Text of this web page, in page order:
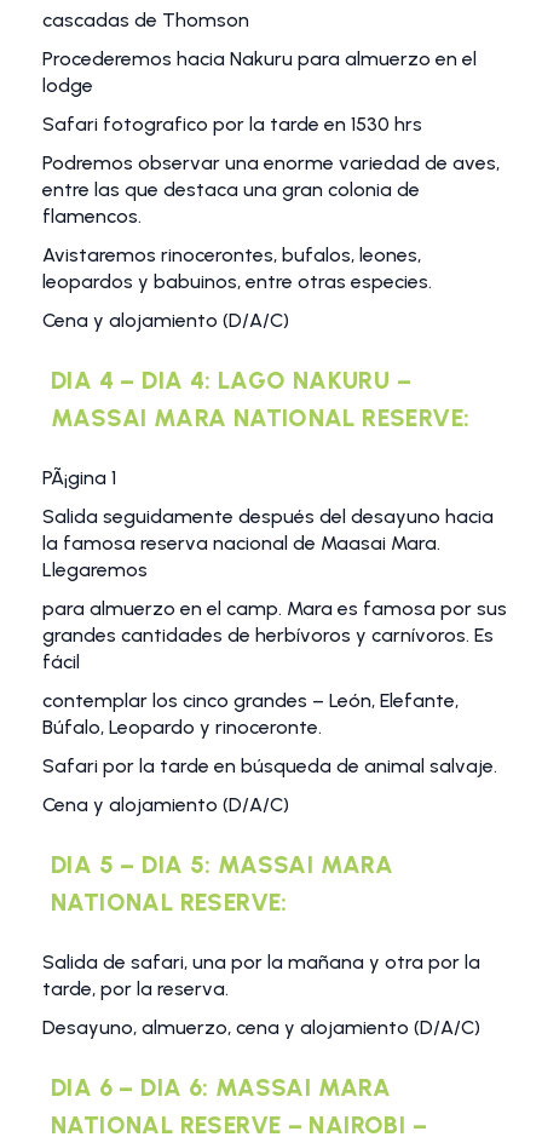
cascadas de Thomson
Procederemos hacia Nakuru para almuerzo en el
lodge
Safari fotografico por la tarde en 1530 hrs
Podremos observar una enorme variedad de aves,
entre las que destaca una gran colonia de
flamencos.
Avistaremos rinocerontes, bufalos, leones,
leopardos y babuinos, entre otras especies.
Cena y alojamiento (D/A/C)
DIA 4 – DIA 4: LAGO NAKURU –
MASSAI MARA NATIONAL RESERVE:
PÃ¡gina 1
Salida seguidamente después del desayuno hacia
la famosa reserva nacional de Maasai Mara.
Llegaremos
para almuerzo en el camp. Mara es famosa por sus
grandes cantidades de herbívoros y carnívoros. Es
fácil
contemplar los cinco grandes – León, Elefante,
Búfalo, Leopardo y rinoceronte.
Safari por la tarde en búsqueda de animal salvaje.
Cena y alojamiento (D/A/C)
DIA 5 – DIA 5: MASSAI MARA
NATIONAL RESERVE:
Salida de safari, una por la mañana y otra por la
tarde, por la reserva.
Desayuno, almuerzo, cena y alojamiento (D/A/C)
DIA 6 – DIA 6: MASSAI MARA
NATIONAL RESERVE – NAIROBI –